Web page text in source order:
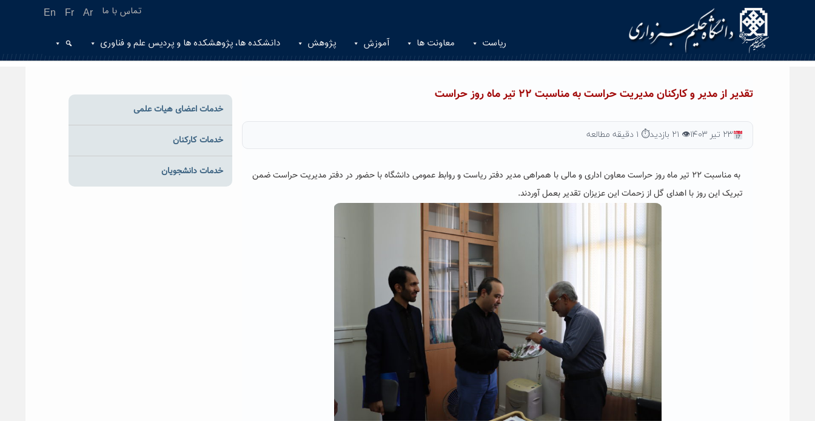
En Fr Ar تماس با ما
ریاست معاونت ها آموزش پژوهش دانشکده ها، پژوهشکده ها و پردیس علم و فناوری
تقدیر از مدیر و کارکنان مدیریت حراست به مناسبت ۲۲ تیر ماه روز حراست
۲۳ تیر ۱۴۰۳ 👁 ۲۱ بازدید ⏱ ۱ دقیقه مطالعه
به مناسبت ۲۲ تیر ماه روز حراست معاون اداری و مالی با همراهی مدیر دفتر ریاست و روابط عمومی دانشگاه با حضور در دفتر مدیریت حراست ضمن
تبریک این روز با اهدای گل از زحمات این عزیزان تقدیر بعمل آوردند.
خدمات اعضای هیات علمی
خدمات کارکنان
خدمات دانشجویان